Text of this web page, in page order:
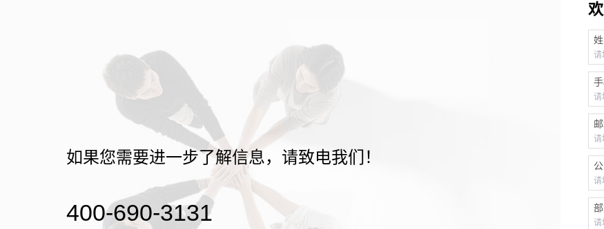
如果您需要进一步了解信息，请致电我们！
400-690-3131
姓
手
邮
公
部